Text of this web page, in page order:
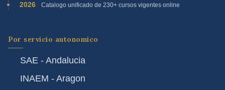
2026 Catalogo unificado de 230+ cursos vigentes online
Por servicio autonomico
SAE - Andalucia
INAEM - Aragon